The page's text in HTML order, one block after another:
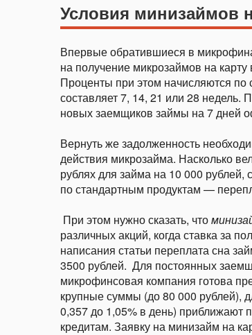
Условия минизаймов
Впервые обратившиеся в
на получение микрозаймов на
Проценты при этом начисляются по
составляет 7, 14, 21 или 28 недель.
новых заемщиков займы на 7 дней
Вернуть же задолженность
действия микрозайма. Насколько
рублях для займа на 10 000
по стандартным продуктам —
При этом нужно сказать, что
различных акций, когда ставка за
написания статьи переплата сна
3500 рублей. Для постоянных
микрофинсовая компания готова
крупные суммы (до 80 000 рублей),
0,357 до 1,05% в день) приближают
кредитам. Заявку на минизайм на